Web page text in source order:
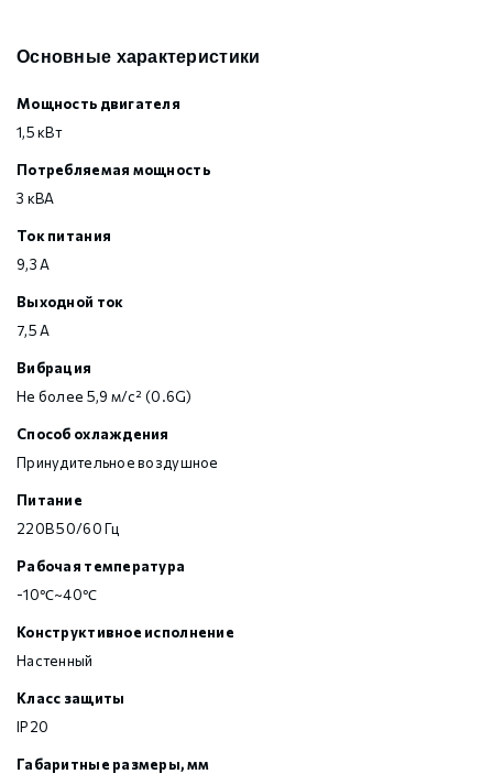
Основные характеристики
Мощность двигателя
1,5 кВт
Потребляемая мощность
3 кВА
Ток питания
9,3 А
Выходной ток
7,5 А
Вибрация
Не более 5,9 м/с² (0.6G)
Способ охлаждения
Принудительное воздушное
Питание
220В 50/60 Гц
Рабочая температура
-10℃~40℃
Конструктивное исполнение
Настенный
Класс защиты
IP20
Габаритные размеры, мм